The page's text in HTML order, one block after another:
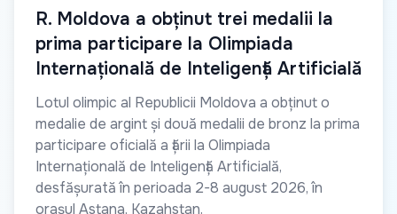
R. Moldova a obținut trei medalii la
prima participare la Olimpiada
Internațională de Inteligență Artificială
Lotul olimpic al Republicii Moldova a obținut o
medalie de argint și două medalii de bronz la prima
participare oficială a țării la Olimpiada
Internațională de Inteligență Artificială,
desfășurată în perioada 2-8 august 2026, în
orașul Astana, Kazahstan.